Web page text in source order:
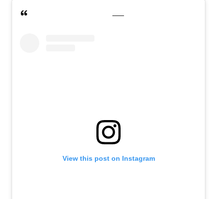
View this post on Instagram